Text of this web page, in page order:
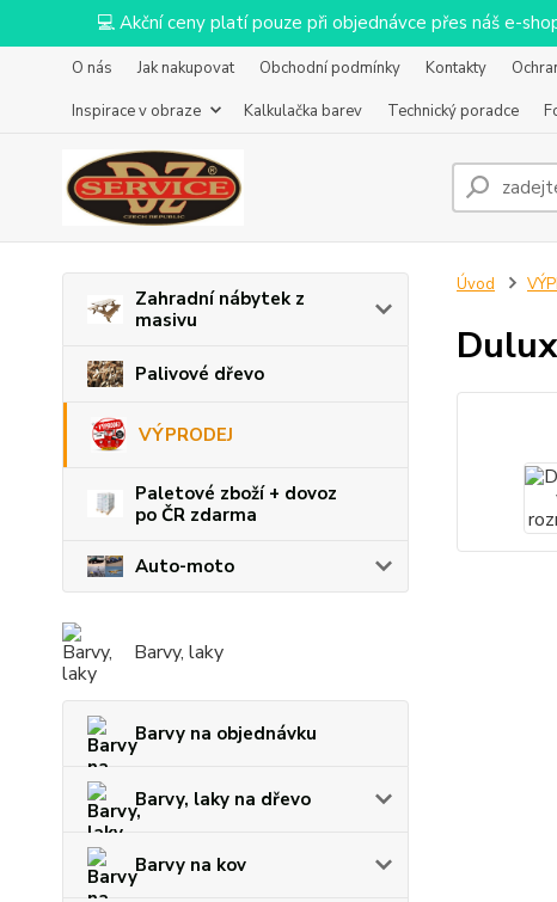
💻 Akční ceny platí pouze při objednávce přes náš e-
O nás Jak nakupovat Obchodní podmínky Kontakty
Inspirace v obraze
Kalkulačka barev Technický poradce
Zahradní nábytek z
masivu
Palivové dřevo
VÝPRODEJ
Paletové zboží + dovoz
po ČR zdarma
Auto-moto
Barvy, laky
Barvy na objednávku
Barvy, laky na dřevo
Barvy na kov
Úvod